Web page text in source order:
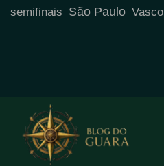
semifinais São Paulo Vasco